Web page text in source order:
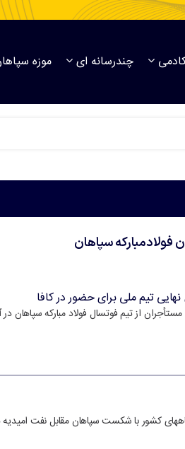
چندرسانه ای موزه
فولادمبارکه سپاهان
تیم ملی برای حضور در کافا
از تیم فوتسال فولاد مبارکه سپاهان
کشور با شکست سپاهان مقابل نفت